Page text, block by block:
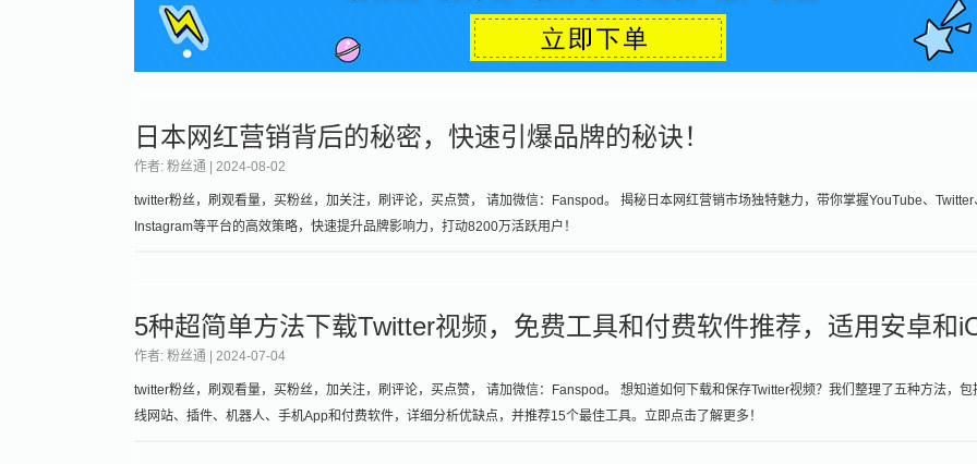
日本网红营销背后的秘密，快速引爆品牌的秘诀！
作者: 粉丝通 | 2024-08-02
twitter粉丝，刷观看量，买粉丝，加关注，刷评论，买点赞， 请加微信：Fanspod。 揭秘日本网红营销市场独特魅力，带你掌握YouTube、Twitter
Instagram等平台的高效策略，快速提升品牌影响力，打动8200万活跃用户！
5种超简单方法下载Twitter视频，免费工具和付费软件推荐，适用安卓和
作者: 粉丝通 | 2024-07-04
twitter粉丝，刷观看量，买粉丝，加关注，刷评论，买点赞， 请加微信：Fanspod。 想知道如何下载和保存Twitter视频？我们整理了五种方法，包
线网站、插件、机器人、手机App和付费软件，详细分析优缺点，并推荐15个最佳工具。立即点击了解更多！